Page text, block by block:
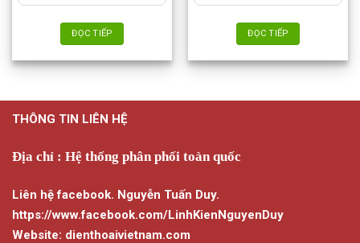
ĐỌC TIẾP ĐỌC TIẾP
THÔNG TIN LIÊN HỆ
Địa chỉ : Hệ thống phân phối toàn quốc
Liên hệ facebook. Nguyễn Tuấn Duy.
https://www.facebook.com/LinhKienNguyenDuy
Website: dienthoaivietnam.com